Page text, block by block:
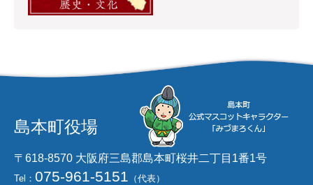
島本町役場
〒618-8570 大阪府三島郡島本町桜井二丁目1番1号
Tel： 075-961-5151 （代表）